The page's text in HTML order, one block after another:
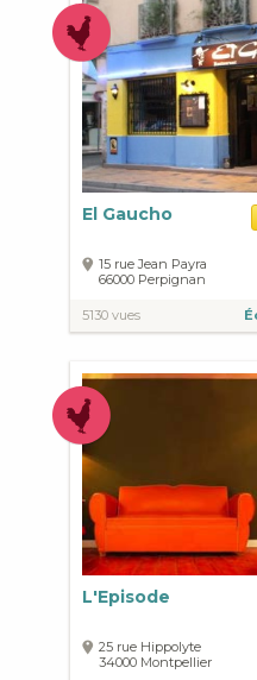
El Gaucho
15 rue Jean Payra
66000 Perpignan
5130 vues
L'Episode
25 rue Hippolyte
34000 Montpellier